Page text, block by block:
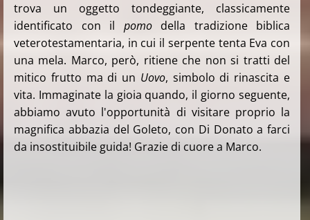
trova un oggetto tondeggiante, classicamente
identificato con il pomodella tradizione biblica
veterotestamentaria, in cui il serpente tenta Eva con
una mela. Marco, però, ritiene che non si tratti del
mitico frutto ma di un Uovo, simbolo di rinascita e
vita. Immaginate la gioia quando, il giorno seguente,
abbiamo avuto l'opportunità di visitare proprio la
magnifica abbazia del Goleto, con Di Donato a farci
da insostituibile guida! Grazie di cuore a Marco.